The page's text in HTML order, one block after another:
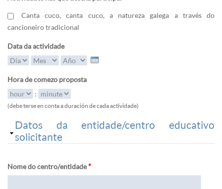
Canta cuco, canta cuco, a natureza galega a través do
cancioneiro tradicional
Data da actividade
Día
Mes Año
Hora de comezo proposta
Hora
: Minuto
(debe terse en conta a duración de cada actividade)
Ocultar
Datos da entidade/centro educativo
solicitante
Nome do centro/entidade*